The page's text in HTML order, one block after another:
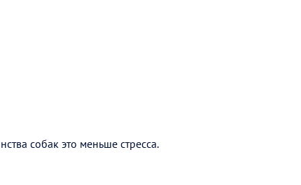
собак это меньше стресса.